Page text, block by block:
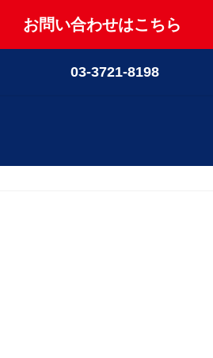
お問い合わせはこちら
03-3721-8198